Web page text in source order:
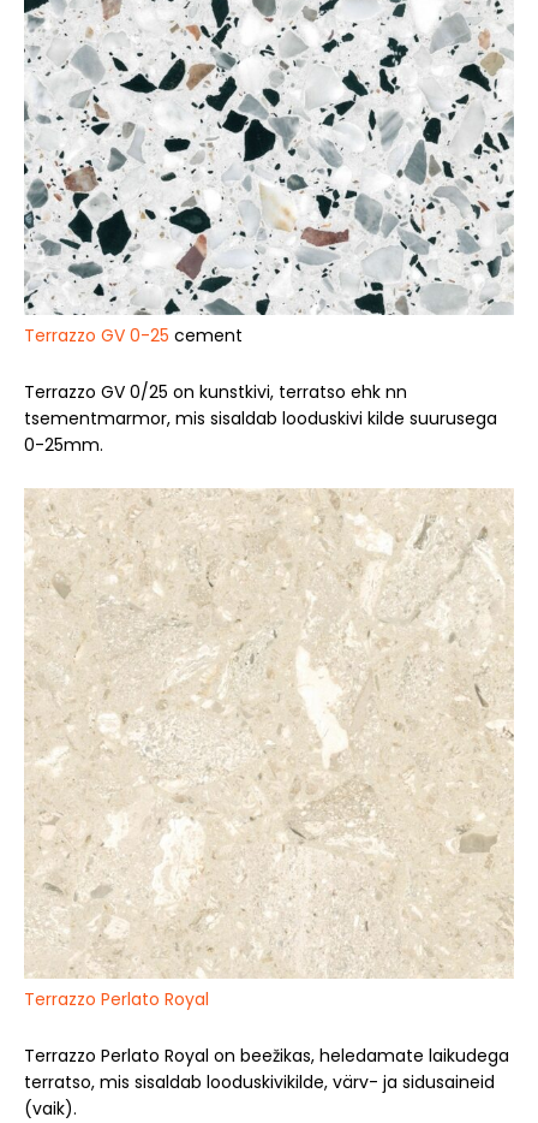
Terrazzo GV 0-25 cement
Terrazzo GV 0/25 on kunstkivi, terratso ehk nn
tsementmarmor, mis sisaldab looduskivi kilde suurusega
0-25mm.
Terrazzo Perlato Royal
Terrazzo Perlato Royal on beežikas, heledamate laikudega
terratso, mis sisaldab looduskivikilde, värv- ja sidusaineid
(vaik).